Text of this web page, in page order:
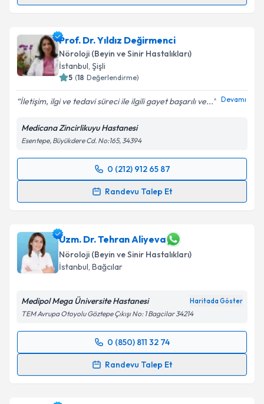
almanız için bir takvim hazırlandığında e-posta ile
bilgilendireceğiz.
E-posta Adresiniz
Kişisel verilerimin işlenmesine ilişkin
Metni'ni okudum ve kişisel verilerimin belirtilen
kapsamda işlenmesini kabul ediyorum.
Takvim Talebini Gönder
Prof. Dr. Yıldız Değirmenci
Nöroloji (Beyin ve Sinir Hastalıkları)
İstanbul, Şişli
5 (18 Değerlendirme)
İletişim, ilgi ve tedavi süreci ile ilgili gayet başarılı ve... Devamı
Medicana Zincirlikuyu Hastanesi
Esentepe, Büyükdere Cd. No:165, 34394
0 (212) 912 65 87
Randevu Talep Et
Randevu Takvimi Talebi
için bir takvim hazırlandığında e-posta ile
bilgilendireceğiz.
E-posta Adresiniz
Kişisel verilerimin işlenmesine ilişkinAydınlatma
'ni okudum ve kişisel verilerimin belirtilen
kapsamda işlenmesini kabul ediyorum.
Uzm. Dr. Tehran Aliyeva
Nöroloji (Beyin ve Sinir Hastalıkları)
İstanbul, Bağcılar
Medipol Mega Üniversite Hastanesi Haritada Göster
TEM Avrupa Otoyolu Göztepe Çıkışı No: 1 Bagcilar 34214
0 (850) 811 32 74
Randevu Talep Et
Randevu Takvimi Talebi